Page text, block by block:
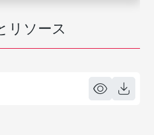
リソース